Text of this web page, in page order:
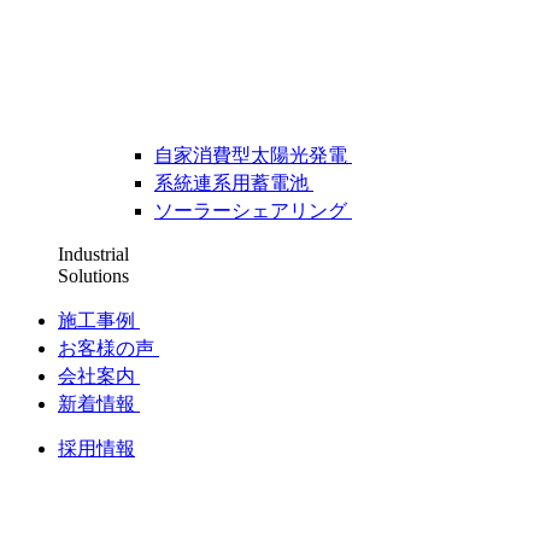
自家消費型太陽光発電
系統連系用蓄電池
ソーラーシェアリング
Industrial
Solutions
施工事例
お客様の声
会社案内
新着情報
採用情報